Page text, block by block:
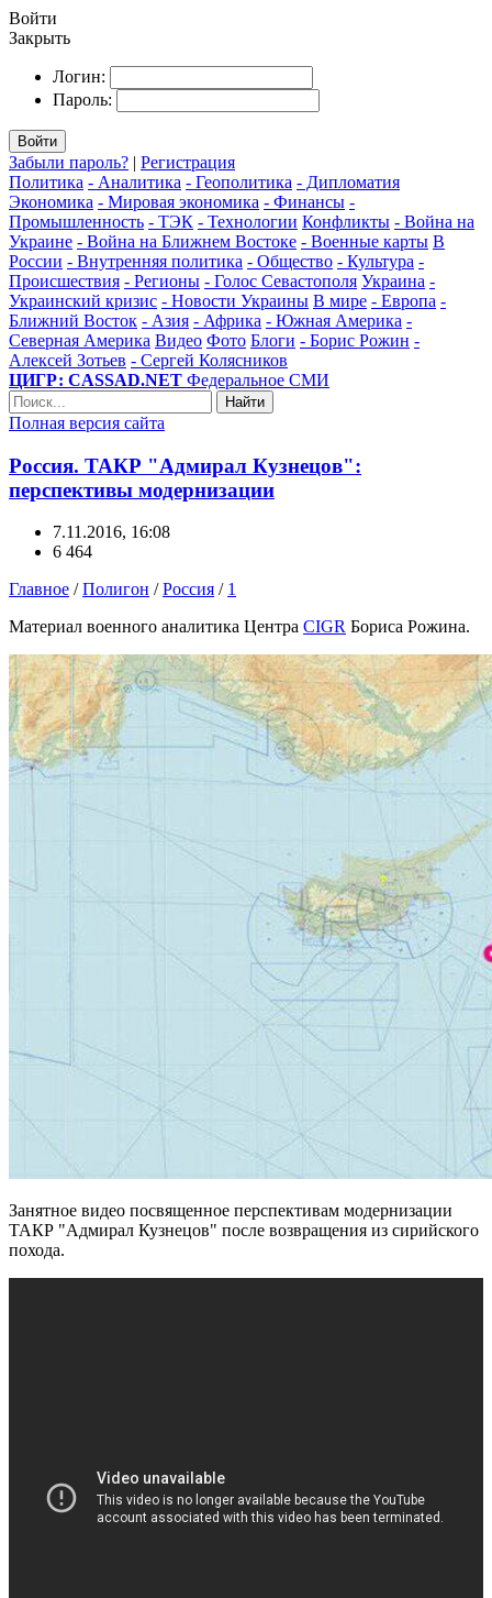
Войти
Закрыть
Логин:
Пароль:
Войти
Забыли пароль? | Регистрация
Политика - Аналитика - Геополитика - Дипломатия
Экономика - Мировая экономика - Финансы -
Промышленность - ТЭК - Технологии Конфликты - Война на
Украине - Война на Ближнем Востоке - Военные карты В
России - Внутренняя политика - Общество - Культура -
Происшествия - Регионы - Голос Севастополя Украина -
Украинский кризис - Новости Украины В мире - Европа -
Ближний Восток - Азия - Африка - Южная Америка -
Северная Америка Видео Фото Блоги - Борис Рожин -
Алексей Зотьев - Сергей Колясников
ЦИГР: CASSAD.NET Федеральное СМИ
Найти
Полная версия сайта
Россия. ТАКР "Адмирал Кузнецов":
перспективы модернизации
7.11.2016, 16:08
6 464
Главное /Полигон /Россия / 1
Материал военного аналитика Центра CIGR Бориса Рожина.
Занятное видео посвященное перспективам модернизации
ТАКР "Адмирал Кузнецов" после возвращения из сирийского
похода.